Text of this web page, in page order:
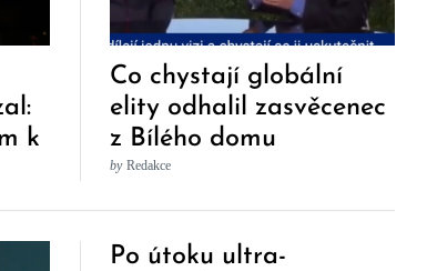
k
Co chystají globální
elity odhalil zasvěcenec
z Bílého domu
by Redakce
Po útoku ultra-